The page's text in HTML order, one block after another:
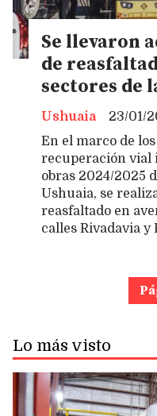
Se llevaron
de
sectores de
Ushuaia
23/01/
En el marco de
recuperación vial
obras 2024/2025
Ushuaia, se
reasfaltado en
calles Rivadavia y
Lo más visto